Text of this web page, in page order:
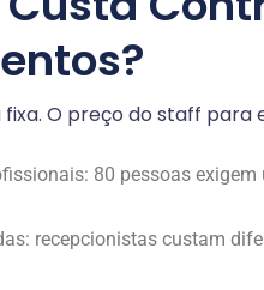
O preço do staff para
80 pessoas
recepcionistas custam